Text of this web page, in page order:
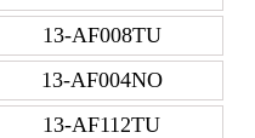
13-AF008TU
13-AF004NO
13-AF112TU